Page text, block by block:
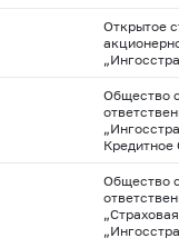
Открытое
Общество
Кредитное
Общество